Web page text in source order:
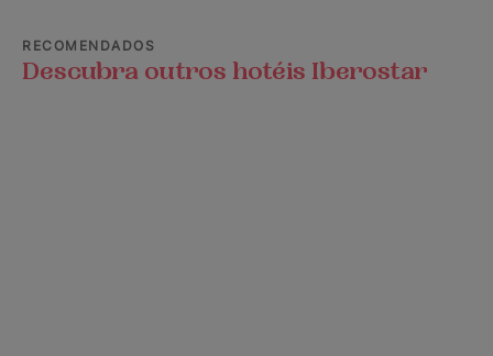
RECOMENDADOS
Descubra outros hotéis Iberostar